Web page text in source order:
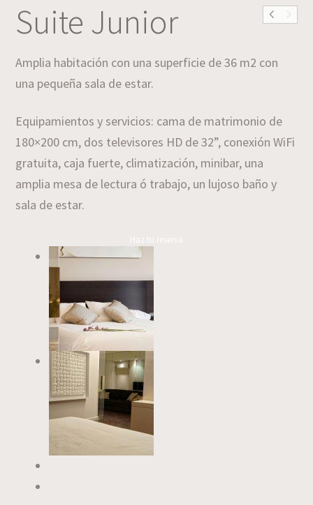
Suite Junior
Amplia habitación con una superficie de 36 m2 con
una pequeña sala de estar.
Equipamientos y servicios: cama de matrimonio de
180×200 cm, dos televisores HD de 32”, conexión WiFi
gratuita, caja fuerte, climatización, minibar, una
amplia mesa de lectura ó trabajo, un lujoso baño y
sala de estar.